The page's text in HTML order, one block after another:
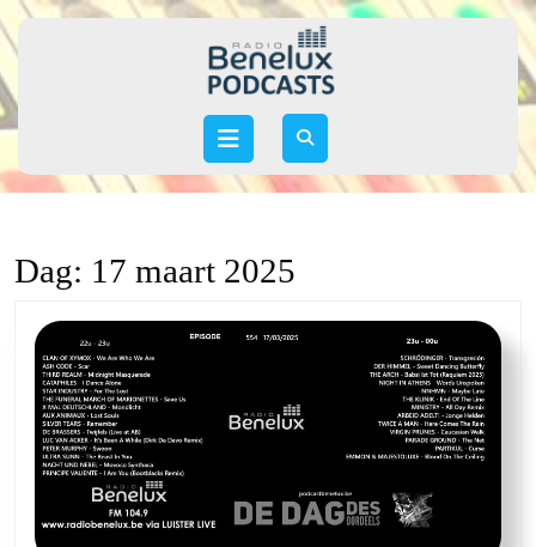
Skip
to
Open
Dag: 17 maart 2025